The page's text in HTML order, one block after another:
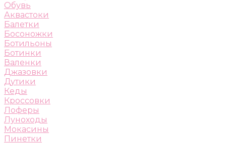
Обувь
Аквастоки
Балетки
Босоножки
Ботильоны
Ботинки
Валенки
Джазовки
Дутики
Кеды
Кроссовки
Лоферы
Луноходы
Мокасины
Пинетки